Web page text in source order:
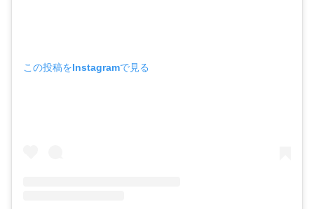
この投稿をInstagramで見る